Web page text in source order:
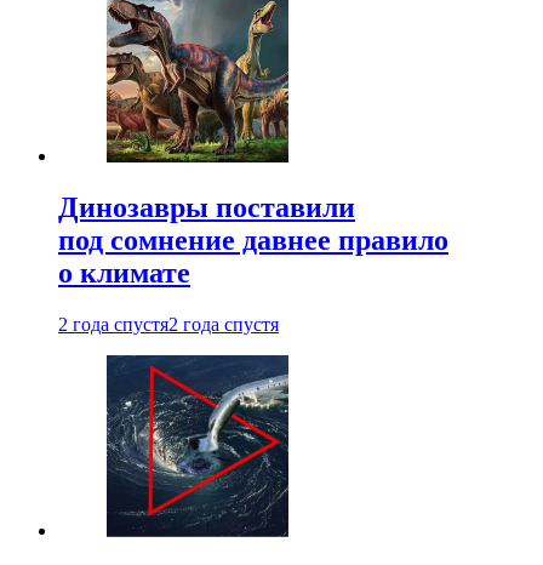
Динозавры поставили
под сомнение давнее правило
о климате
2 года спустя2 года спустя